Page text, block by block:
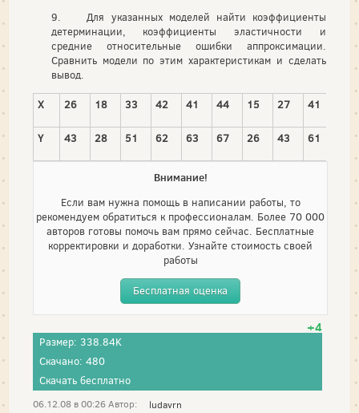
9. Для указанных моделей найти коэффициенты
детерминации, коэффициенты эластичности и
средние относительные ошибки аппроксимации.
Сравнить модели по этим характеристикам и сделать
вывод.
X 26 18 33 42 41 44 15 27 41
Y 43 28 51 62 63 67 26 43 61
Внимание!
Если вам нужна помощь в написании работы, то
рекомендуем обратиться к профессионалам. Более 70 000
авторов готовы помочь вам прямо сейчас. Бесплатные
корректировки и доработки. Узнайте стоимость своей
работы
Бесплатная оценка
+4
Размер: 338.84K
Скачано: 480
Скачать бесплатно
06.12.08 в 00:26 Автор: ludavrn